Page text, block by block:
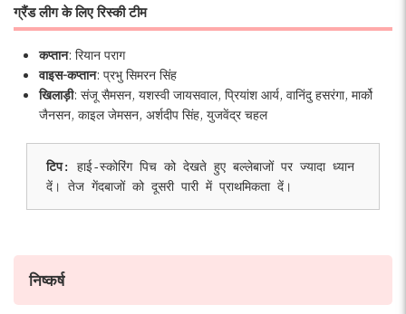
ग्रैंड लीग के लिए रिस्की टीम
कप्तान: रियान पराग
वाइस-कप्तान: प्रभु सिमरन सिंह
खिलाड़ी: संजू सैमसन, यशस्वी जायसवाल, प्रियांश आर्य, वानिंदु हसरंगा, मार्को
जैनसन, काइल जेमसन, अर्शदीप सिंह, युजवेंद्र चहल
टिप: हाई-स्कोरिंग पिच को देखते हुए बल्लेबाजों पर ज्यादा ध्यान
दें। तेज गेंदबाजों को दूसरी पारी में प्राथमिकता दें।
निष्कर्ष